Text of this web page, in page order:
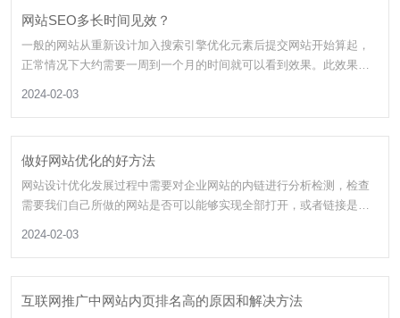
网站SEO多长时间见效？
一般的网站从重新设计加入搜索引擎优化元素后提交网站开始算起，
正常情况下大约需要一周到一个月的时间就可以看到效果。此效果仅
2024-02-03
做好网站优化的好方法
网站设计优化发展过程中需要对企业网站的内链进行分析检测，检查
需要我们自己所做的网站是否可以能够实现全部打开，或者链接是否
2024-02-03
互联网推广中网站内页排名高的原因和解决方法